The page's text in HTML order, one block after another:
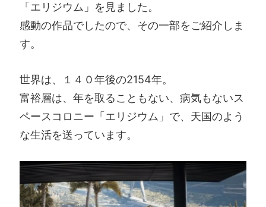
「エリジウム」を見ました。
感動の作品でしたので、その一部をご紹介しま
す。
世界は、１４０年後の2154年。
富裕層は、年を取ることもない、病気もないス
ペースコロニー「エリジウム」で、天国のよう
な生活を送っています。